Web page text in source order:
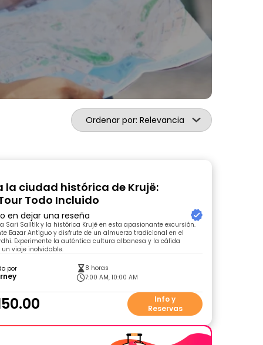
Ordenar por: Relevancia
la ciudad histórica de Krujë:
Todo Incluido
en dejar una reseña
Sari Salltik y la histórica Krujë en esta apasionante excursión.
Bazar Antiguo y disfrute de un almuerzo tradicional en el
Experimente la auténtica cultura albanesa y la cálida
viaje inolvidable.
por
8 horas
7:00 AM, 10:00 AM
Info y
Reservas